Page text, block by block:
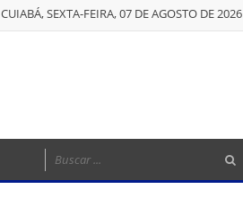
CUIABÁ, SEXTA-FEIRA, 07 DE AGOSTO DE 2026